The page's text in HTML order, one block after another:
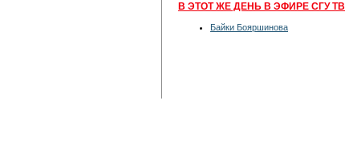
В ЭТОТ ЖЕ ДЕНЬ В ЭФИРЕ СГУ ТВ
Байки Бояршинова